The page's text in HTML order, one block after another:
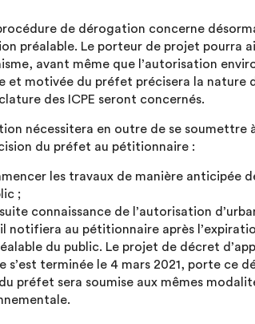
de dérogation concerne
préalable. Le porteur de projet pourra
avant même que l’autorisation
et motivée du préfet précisera la nature
des ICPE seront concernés.
nécessitera en outre de se soumettre
du préfet au pétitionnaire :
les travaux de manière anticipée
;
connaissance de l’autorisation
notifiera au pétitionnaire après
du public. Le projet de décret
s’est terminée le 4 mars 2021, porte ce
préfet sera soumise aux mêmes